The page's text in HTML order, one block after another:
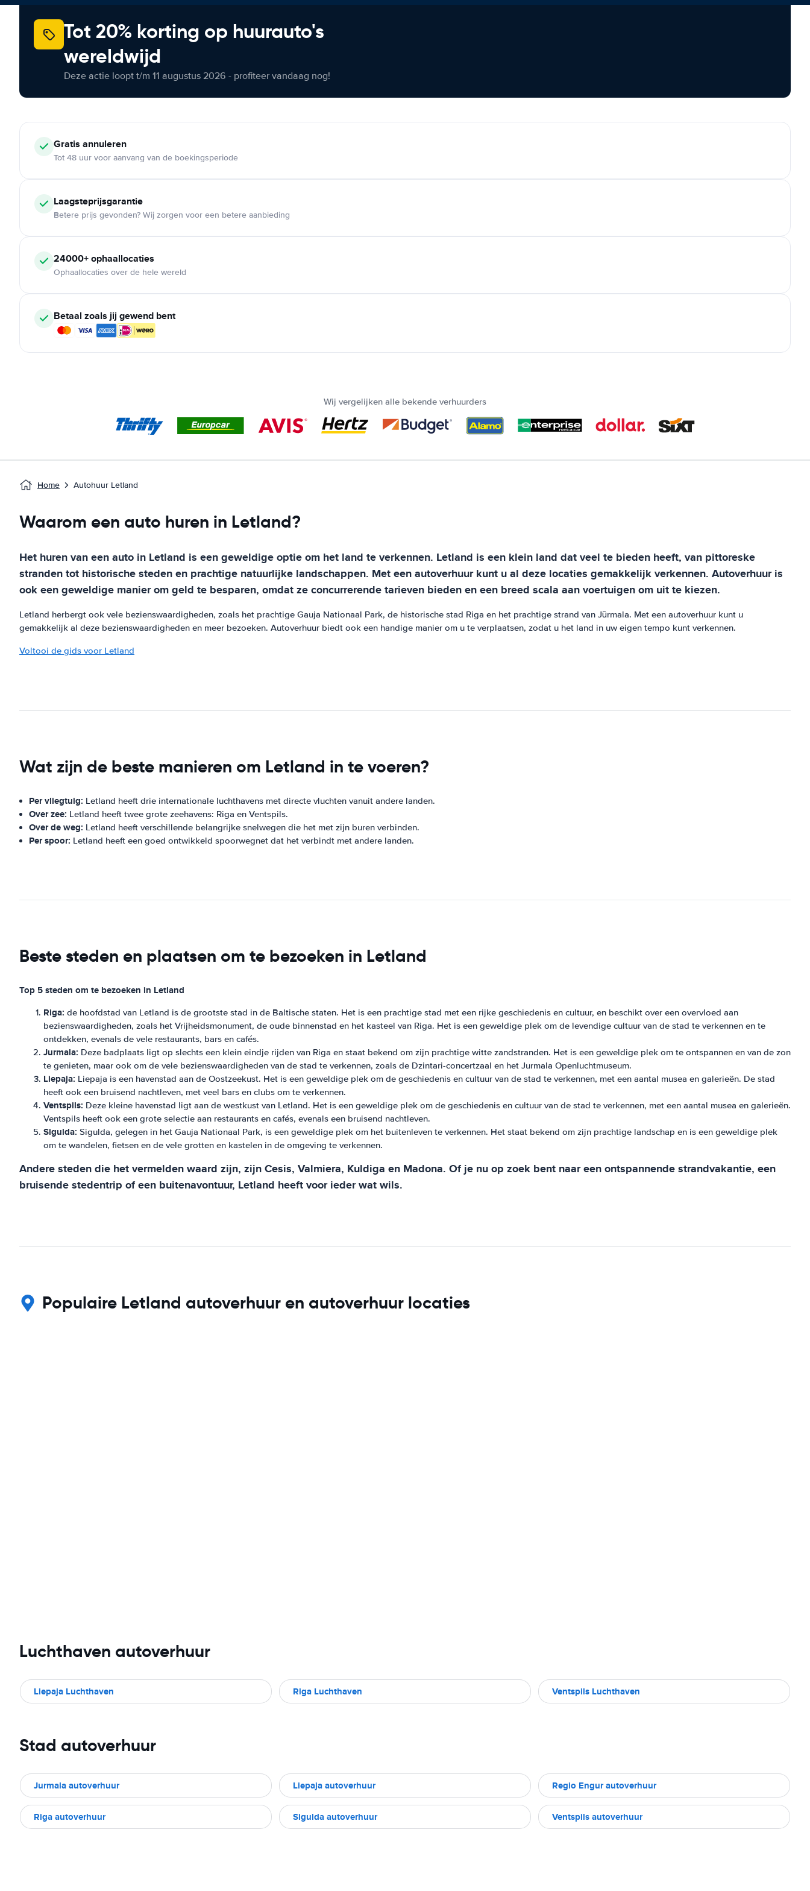
Tot 20% korting op huurauto's
wereldwijd
Deze actie loopt t/m 11 augustus 2026 - profiteer vandaag nog!
Gratis annuleren
Tot 48 uur voor aanvang van de boekingsperiode
Laagsteprijsgarantie
Betere prijs gevonden? Wij zorgen voor een betere aanbieding
24000+ ophaallocaties
Ophaallocaties over de hele wereld
Betaal zoals jij gewend bent
Wij vergelijken alle bekende verhuurders
Home Autohuur Letland
Waarom een auto huren in Letland?
Het huren van een auto in Letland is een geweldige optie om het land te verkennen. Letland is een klein land dat veel te bieden heeft, van pittoreske
stranden tot historische steden en prachtige natuurlijke landschappen. Met een autoverhuur kunt u al deze locaties gemakkelijk verkennen. Autoverhuur is
ook een geweldige manier om geld te besparen, omdat ze concurrerende tarieven bieden en een breed scala aan voertuigen om uit te kiezen.
Letland herbergt ook vele bezienswaardigheden, zoals het prachtige Gauja Nationaal Park, de historische stad Riga en het prachtige strand van Jūrmala. Met een autoverhuur kunt u
gemakkelijk al deze bezienswaardigheden en meer bezoeken. Autoverhuur biedt ook een handige manier om u te verplaatsen, zodat u het land in uw eigen tempo kunt verkennen.
Voltooi de gids voor Letland
Wat zijn de beste manieren om Letland in te voeren?
Per vliegtuig: Letland heeft drie internationale luchthavens met directe vluchten vanuit andere landen.
Over zee: Letland heeft twee grote zeehavens: Riga en Ventspils.
Over de weg: Letland heeft verschillende belangrijke snelwegen die het met zijn buren verbinden.
Per spoor: Letland heeft een goed ontwikkeld spoorwegnet dat het verbindt met andere landen.
Beste steden en plaatsen om te bezoeken in Letland
Top 5 steden om te bezoeken in Letland
Riga: de hoofdstad van Letland is de grootste stad in de Baltische staten. Het is een prachtige stad met een rijke geschiedenis en cultuur, en beschikt over een overvloed aan
bezienswaardigheden, zoals het Vrijheidsmonument, de oude binnenstad en het kasteel van Riga. Het is een geweldige plek om de levendige cultuur van de stad te verkennen en te
ontdekken, evenals de vele restaurants, bars en cafés.
Jurmala: Deze badplaats ligt op slechts een klein eindje rijden van Riga en staat bekend om zijn prachtige witte zandstranden. Het is een geweldige plek om te ontspannen en van de zon
te genieten, maar ook om de vele bezienswaardigheden van de stad te verkennen, zoals de Dzintari-concertzaal en het Jurmala Openluchtmuseum.
Liepaja: Liepaja is een havenstad aan de Oostzeekust. Het is een geweldige plek om de geschiedenis en cultuur van de stad te verkennen, met een aantal musea en galerieën. De stad
heeft ook een bruisend nachtleven, met veel bars en clubs om te verkennen.
Ventspils: Deze kleine havenstad ligt aan de westkust van Letland. Het is een geweldige plek om de geschiedenis en cultuur van de stad te verkennen, met een aantal musea en galerieën.
Ventspils heeft ook een grote selectie aan restaurants en cafés, evenals een bruisend nachtleven.
Sigulda: Sigulda, gelegen in het Gauja Nationaal Park, is een geweldige plek om het buitenleven te verkennen. Het staat bekend om zijn prachtige landschap en is een geweldige plek
om te wandelen, fietsen en de vele grotten en kastelen in de omgeving te verkennen.
Andere steden die het vermelden waard zijn, zijn Cesis, Valmiera, Kuldiga en Madona. Of je nu op zoek bent naar een ontspannende strandvakantie, een
bruisende stedentrip of een buitenavontuur, Letland heeft voor ieder wat wils.
Populaire Letland autoverhuur en autoverhuur locaties
Luchthaven autoverhuur
Liepaja Luchthaven Riga Luchthaven Ventspils Luchthaven
Stad autoverhuur
Jurmala autoverhuur Liepaja autoverhuur Regio Engur autoverhuur
Riga autoverhuur Sigulda autoverhuur Ventspils autoverhuur